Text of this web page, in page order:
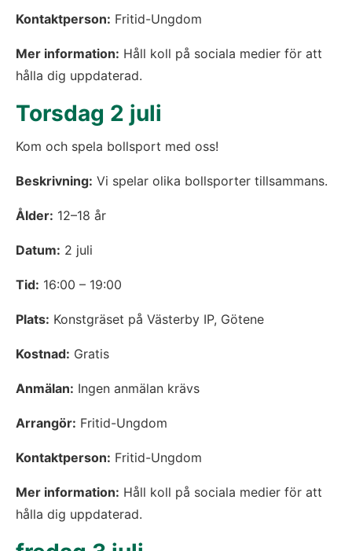
Kontaktperson: Fritid-Ungdom
Mer information: Håll koll på sociala medier för att
hålla dig uppdaterad.
Torsdag 2 juli
Kom och spela bollsport med oss!
Beskrivning: Vi spelar olika bollsporter tillsammans.
Ålder: 12–18 år
Datum: 2 juli
Tid: 16:00 – 19:00
Plats: Konstgräset på Västerby IP, Götene
Kostnad: Gratis
Anmälan: Ingen anmälan krävs
Arrangör: Fritid-Ungdom
Kontaktperson: Fritid-Ungdom
Mer information: Håll koll på sociala medier för att
hålla dig uppdaterad.